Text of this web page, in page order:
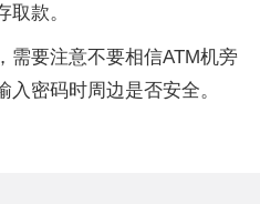
款。
需要注意不要相信ATM机旁
密码时周边是否安全。